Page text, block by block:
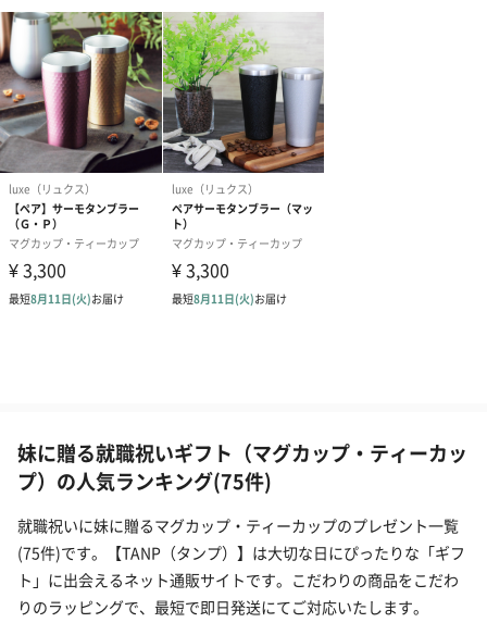
妹に贈る就職祝いギフト（マグカップ・ティーカッ
プ）の人気ランキング(75件)
就職祝いに妹に贈るマグカップ・ティーカップのプレゼント一覧
(75件)です。【TANP（タンプ）】は大切な日にぴったりな「ギフ
ト」に出会えるネット通販サイトです。こだわりの商品をこだわ
りのラッピングで、最短で即日発送にてご対応いたします。